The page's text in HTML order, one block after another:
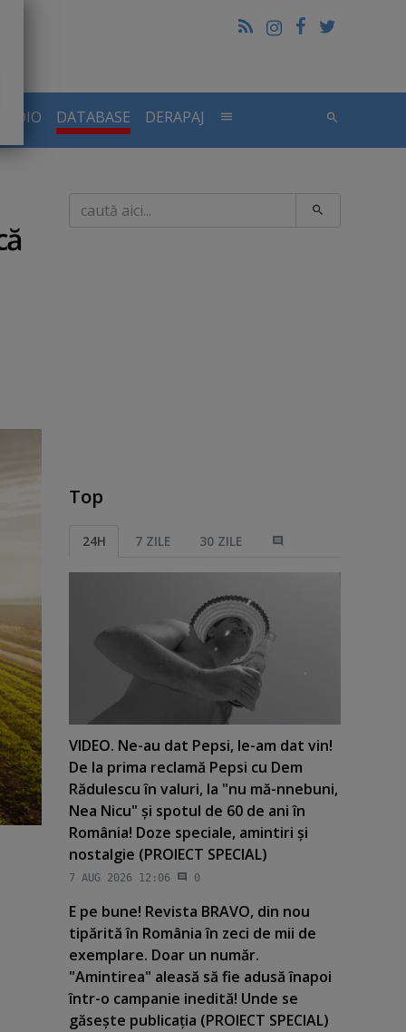
DATABASE DERAPAJ
Caută
Top
24H 7 ZILE 30 ZILE
VIDEO. Ne-au dat Pepsi, le-am dat vin!
De la prima reclamă Pepsi cu Dem
Rădulescu în valuri, la "nu mă-nnebuni,
Nea Nicu" şi spotul de 60 de ani în
România! Doze speciale, amintiri şi
nostalgie (PROIECT SPECIAL)
7 AUG 2026 12:06 0
E pe bune! Revista BRAVO, din nou
tipărită în România în zeci de mii de
exemplare. Doar un număr.
"Amintirea" aleasă să fie adusă înapoi
într-o campanie inedită! Unde se
găseşte publicaţia (PROIECT SPECIAL)